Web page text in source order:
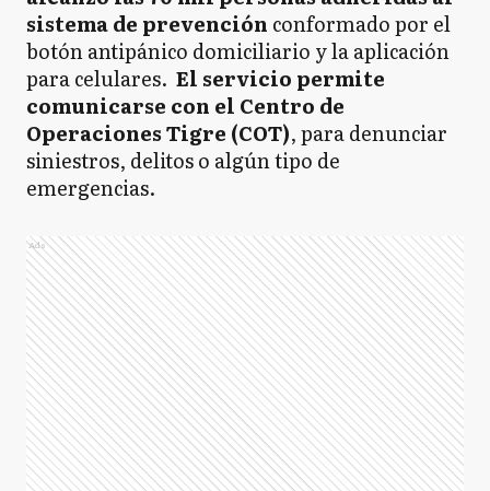
sistema de prevención conformado por el
botón antipánico domiciliario y la aplicación
para celulares. El servicio permite
comunicarse con el Centro de
Operaciones Tigre (COT), para denunciar
siniestros, delitos o algún tipo de
emergencias.
Ads